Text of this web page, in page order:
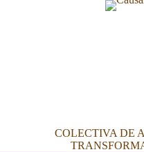
COLECTIVA DE